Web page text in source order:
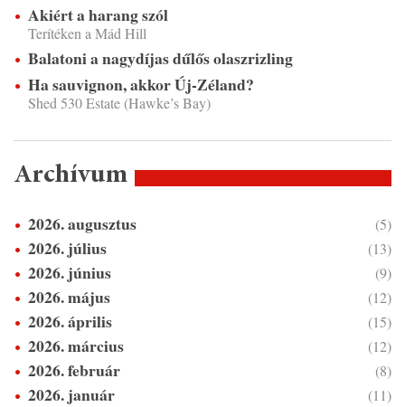
Akiért a harang szól
Terítéken a Mád Hill
Balatoni a nagydíjas dűlős olaszrizling
Ha sauvignon, akkor Új-Zéland?
Shed 530 Estate (Hawke’s Bay)
Archívum
2026. augusztus (5)
2026. július (13)
2026. június (9)
2026. május (12)
2026. április (15)
2026. március (12)
2026. február (8)
2026. január (11)